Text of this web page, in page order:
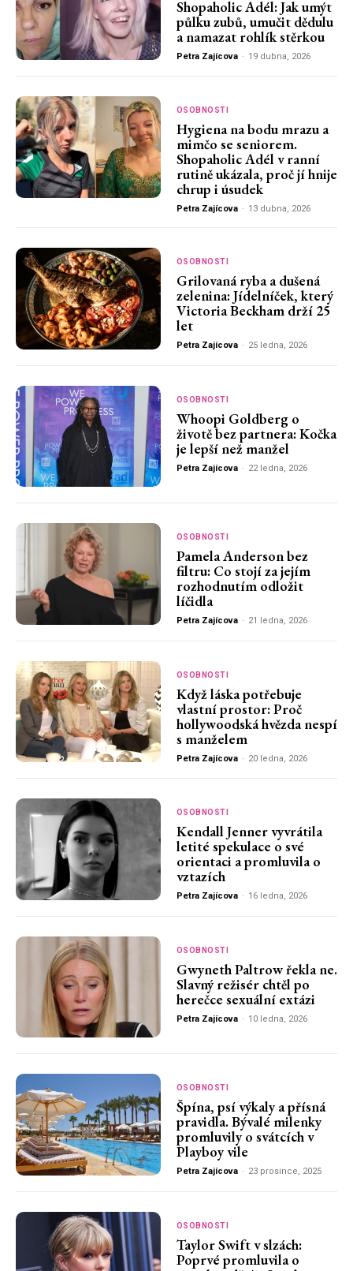
Shopaholic Adél: Jak umýt
půlku zubů, umučit dědulu
a namazat rohlík stěrkou
Petra Zajícova - 19 dubna, 2026
OSOBNOSTI
Hygiena na bodu mrazu a
mimčo se seniorem.
Shopaholic Adél v ranní
rutině ukázala, proč jí hnije
chrup i úsudek
Petra Zajícova - 13 dubna, 2026
OSOBNOSTI
Grilovaná ryba a dušená
zelenina: Jídelníček, který
Victoria Beckham drží 25
let
Petra Zajícova - 25 ledna, 2026
OSOBNOSTI
Whoopi Goldberg o
životě bez partnera: Kočka
je lepší než manžel
Petra Zajícova - 22 ledna, 2026
OSOBNOSTI
Pamela Anderson bez
filtru: Co stojí za jejím
rozhodnutím odložit
líčidla
Petra Zajícova - 21 ledna, 2026
OSOBNOSTI
Když láska potřebuje
vlastní prostor: Proč
hollywoodská hvězda nespí
s manželem
Petra Zajícova - 20 ledna, 2026
OSOBNOSTI
Kendall Jenner vyvrátila
letité spekulace o své
orientaci a promluvila o
vztazích
Petra Zajícova - 16 ledna, 2026
OSOBNOSTI
Gwyneth Paltrow řekla ne.
Slavný režisér chtěl po
herečce sexuální extázi
Petra Zajícova - 10 ledna, 2026
OSOBNOSTI
Špína, psí výkaly a přísná
pravidla. Bývalé milenky
promluvily o svátcích v
Playboy vile
Petra Zajícova - 23 prosince, 2025
OSOBNOSTI
Taylor Swift v slzách:
Poprvé promluvila o